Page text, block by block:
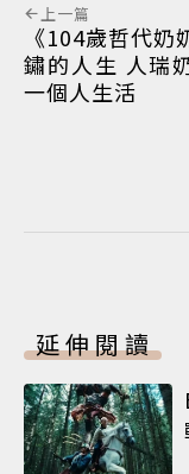
上一篇
《104歲哲代奶
鏽的人生 人瑞
一個人生活
延伸閱讀